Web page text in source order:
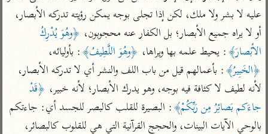
تفسير السمرقندي
تفسير الثعلبي
تفسير أبي السعود
الكشاف للزمخشري
الدر المنثور
تفسير ابن أبي حاتم
تفسير مقاتل
تفسير قتادة
أو لا يراه جميع الأبصار؛ بل الكفار عنه محجوبون،
الأبْصارَ﴾: يحيط علمه بها ويراها، ﴿وهُوَ اللَّطِيفُ﴾: بأوليائه،
﴿الخَبِيرُ﴾
لأنه لطيف لا كثافة فيه بوجه، وهو يدرك الأبصار؛ لأنه خبير،
جاءَكم بَصائِرُ مِن رَبِّكُمْ﴾
بالوحي الآيات البينات، والحجج القرآنية التي هي للقلوب كالبصائر،